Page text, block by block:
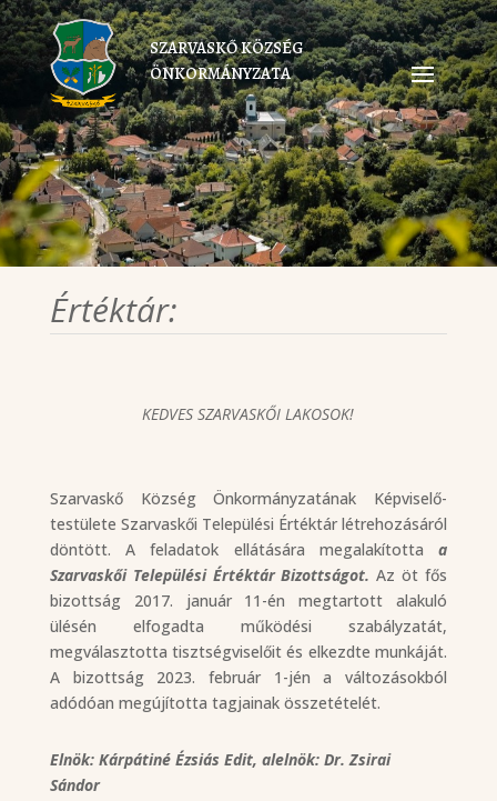
SZARVASKŐ KÖZSÉG
ÖNKORMÁNYZATA
Értéktár:
KEDVES SZARVASKŐI LAKOSOK!
Szarvaskő Község Önkormányzatának Képviselő-
testülete Szarvaskői Települési Értéktár létrehozásáról
döntött. A feladatok ellátására megalakítottaa
Szarvaskői Települési Értéktár Bizottságot.Az öt fős
bizottság 2017. január 11-én megtartott alakuló
ülésén elfogadta működési szabályzatát,
megválasztotta tisztségviselőit és elkezdte munkáját.
A bizottság 2023. február 1-jén a változásokból
adódóan megújította tagjainak összetételét.
Elnök: Kárpátiné Ézsiás Edit, alelnök: Dr. Zsirai
Sándor